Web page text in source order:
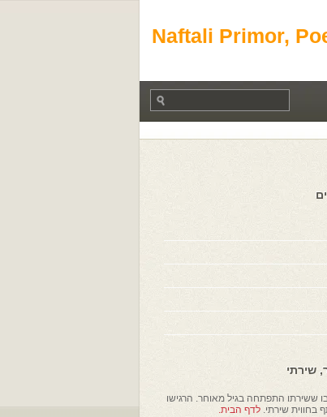
Naftali Primor,
שירתי
ששירתו התפתחה בגיל מאוחר. הרגישו
בחווית שירתי. לדף הבית.